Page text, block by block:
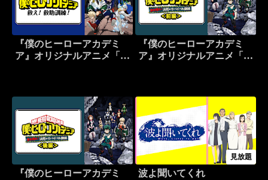
『僕のヒーローアカデミ
ア』オリジナルアニメ「救
『僕のヒーローアカデミ
ア』オリジナルアニメ「生
『僕のヒーローアカデミ
見放題
波よ聞いてくれ